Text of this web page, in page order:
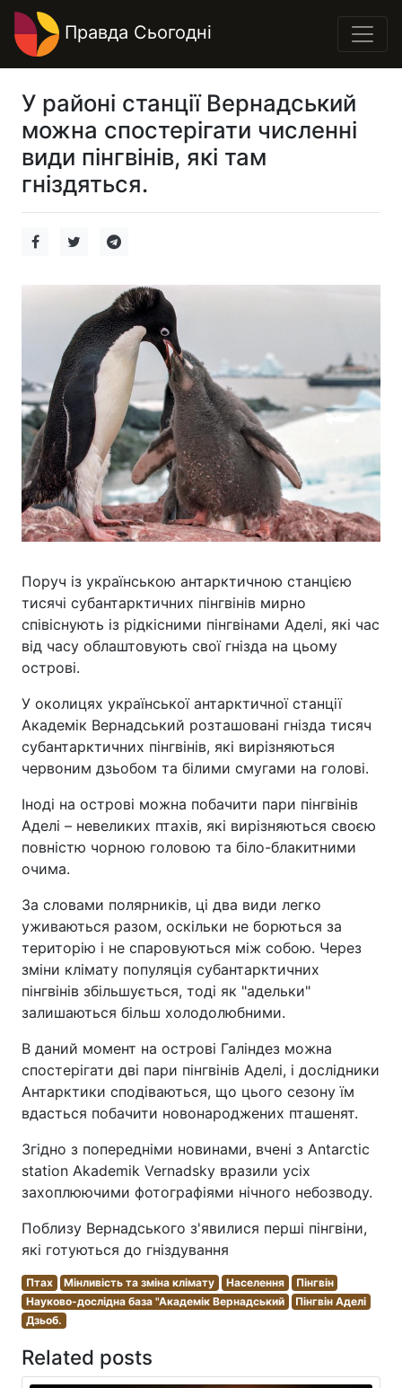
Правда Сьогодні
У районі станції Вернадський
можна спостерігати численні
види пінгвінів, які там
гніздяться.
Поруч із українською антарктичною станцією
тисячі субантарктичних пінгвінів мирно
співіснують із рідкісними пінгвінами Аделі, які час
від часу облаштовують свої гнізда на цьому
острові.
У околицях української антарктичної станції
Академік Вернадський розташовані гнізда тисяч
субантарктичних пінгвінів, які вирізняються
червоним дзьобом та білими смугами на голові.
Іноді на острові можна побачити пари пінгвінів
Аделі – невеликих птахів, які вирізняються своєю
повністю чорною головою та біло-блакитними
очима.
За словами полярників, ці два види легко
уживаються разом, оскільки не борються за
територію і не спаровуються між собою. Через
зміни клімату популяція субантарктичних
пінгвінів збільшується, тоді як "адельки"
залишаються більш холодолюбними.
В даний момент на острові Галіндез можна
спостерігати дві пари пінгвінів Аделі, і дослідники
Антарктики сподіваються, що цього сезону їм
вдасться побачити новонароджених пташенят.
Згідно з попередніми новинами, вчені з Antarctic
station Akademik Vernadsky вразили усіх
захоплюючими фотографіями нічного небозводу.
Поблизу Вернадського з'явилися перші пінгвіни,
які готуються до гніздування
Птах Мінливість та зміна клімату Населення
Пінгвін
Науково-дослідна база "Академік Вернадський
Пінгвін Аделі
Дзьоб.
Related posts